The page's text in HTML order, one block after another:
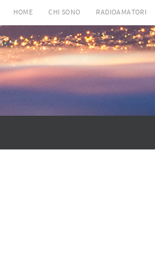
HOME CHI SONO RADIOAMATORI